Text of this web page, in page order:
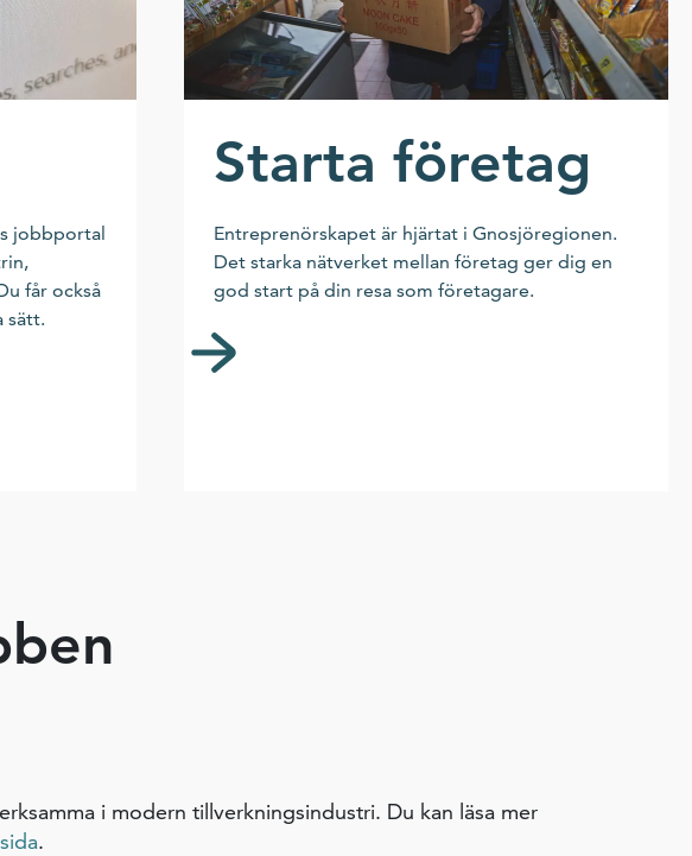
jobbportal
får också
sätt.
Starta företag
Entreprenörskapet är hjärtat i Gnosjöregionen.
Det starka nätverket mellan företag ger dig en
god start på din resa som företagare.
i modern tillverkningsindustri. Du kan läsa mer
.